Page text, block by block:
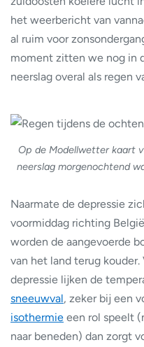
het weerbericht van
al ruim voor
moment zitten we nog in
neerslag overal als regen
Op de Modellwetter kaart
neerslag morgenochtend
Naarmate de depressie
voormiddag richting
worden de aangevoerde
van het land terug
depressie lijken de
sneeuwval, zeker bij een
isothermie een rol speelt
naar beneden) dan zorgt